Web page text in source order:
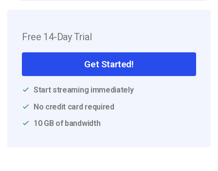
Free 14-Day Trial
Get Started!
Start streaming immediately
No credit card required
10 GB of bandwidth